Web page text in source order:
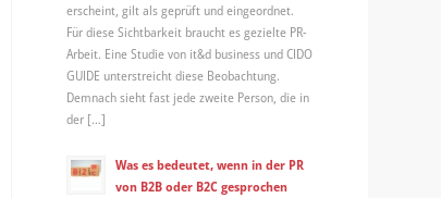
erscheint, gilt als geprüft und eingeordnet.
Für diese Sichtbarkeit braucht es gezielte PR-
Arbeit. Eine Studie von it&d business und CIDO
GUIDE unterstreicht diese Beobachtung.
Demnach sieht fast jede zweite Person, die in
der […]
Was es bedeutet, wenn in der PR
von B2B oder B2C gesprochen